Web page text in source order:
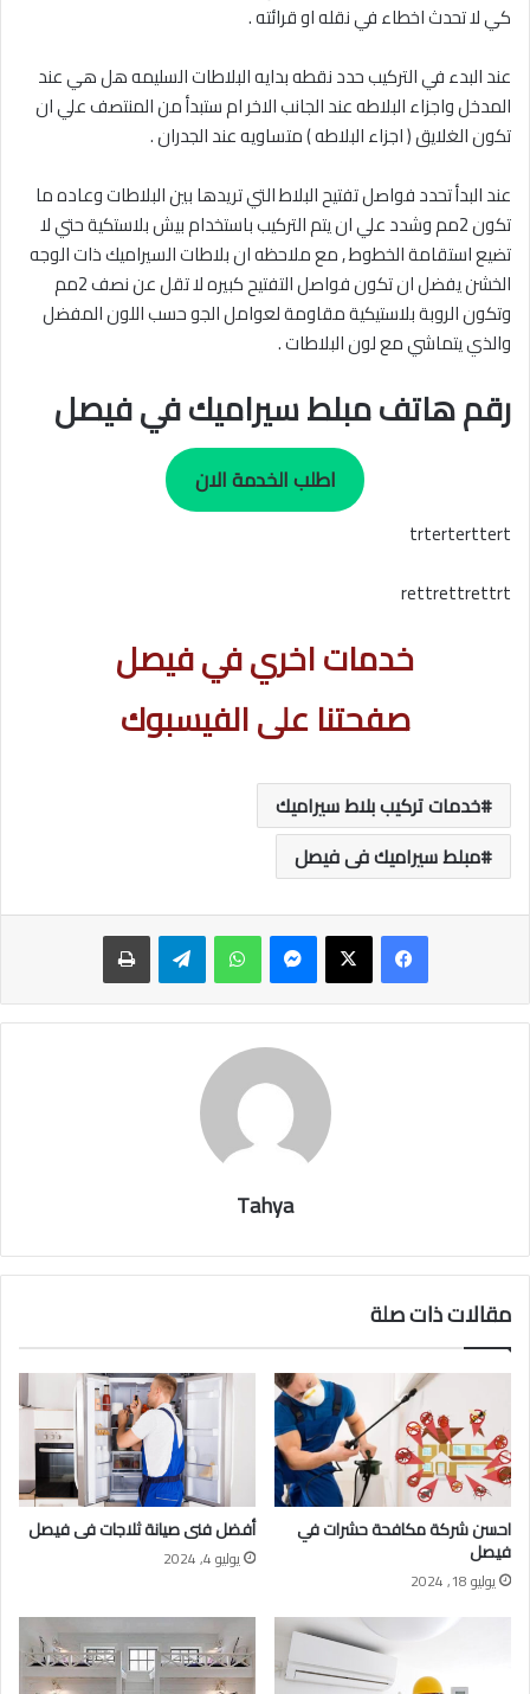
كي لا تحدث اخطاء في نقله او قرائته .
عند البدء في التركيب حدد نقطه بدايه البلاطات السليمه هل هي عند
المدخل واجزاء البلاطه عند الجانب الاخر ام ستبدأ من المنتصف علي ان
تكون الغلايق ( اجزاء البلاطه ) متساويه عند الجدران .
عند البدأ تحدد فواصل تفتيح البلاط التي تريدها بين البلاطات وعاده ما
تكون 2مم وشدد علي ان يتم التركيب باستخدام بيش بلاستكية حتي لا
تضيع استقامة الخطوط , مع ملاحظه ان بلاطات السيراميك ذات الوجه
الخشن يفضل ان تكون فواصل التفتيح كبيره لا تقل عن نصف 2مم
وتكون الروبة بلاستيكية مقاومة لعوامل الجو حسب اللون المفضل
والذي يتماشي مع لون البلاطات .
رقم هاتف مبلط سيراميك في فيصل
اطلب الخدمة الان
trterterttert
rettrettrettrt
خدمات اخري في فيصل
صفحتنا على الفيسبوك
خدمات تركيب بلاط سيراميك
مبلط سيراميك فى فيصل
ماسنجر واتساب تيلقرام طباعة
Tahya
مقالات ذات صلة
احسن شركة مكافحة حشرات في
فيصل
يوليو 18, 2024
أفضل فنى صيانة ثلاجات فى فيصل
يوليو 4, 2024